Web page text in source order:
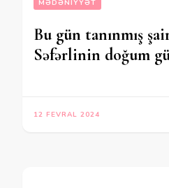
MƏDƏNIYYƏT
Bu gün tanınmış
Səfərlinin doğum
12 FEVRAL 2024